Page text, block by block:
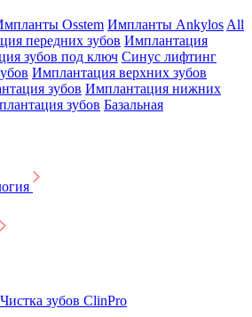
Osstem Импланты Ankylos All
передних зубов Имплантация
зубов под ключ Синус лифтинг
Имплантация верхних зубов
зубов Имплантация нижних
зубов Базальная
Чистка зубов ClinPro